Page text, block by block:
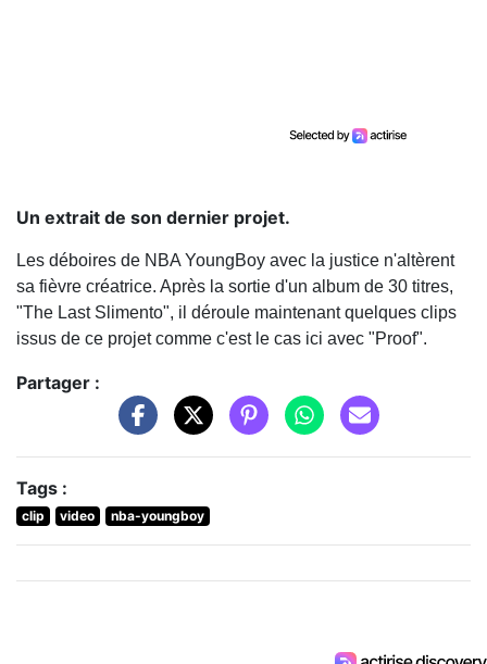
Un extrait de son dernier projet.
Les déboires de NBA YoungBoy avec la justice n'altèrent
sa fièvre créatrice. Après la sortie d'un album de 30 titres,
"The Last Slimento", il déroule maintenant quelques clips
issus de ce projet comme c'est le cas ici avec "Proof".
Partager :
Tags :
clip video nba-youngboy